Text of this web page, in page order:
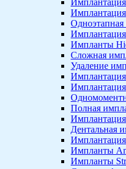
Одноэтапная
Импланты
Сложная
Удаление
Имплантация
Полная
Дентальная
Имплантация
Импланты
Импланты